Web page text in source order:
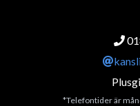
*Telefontider är